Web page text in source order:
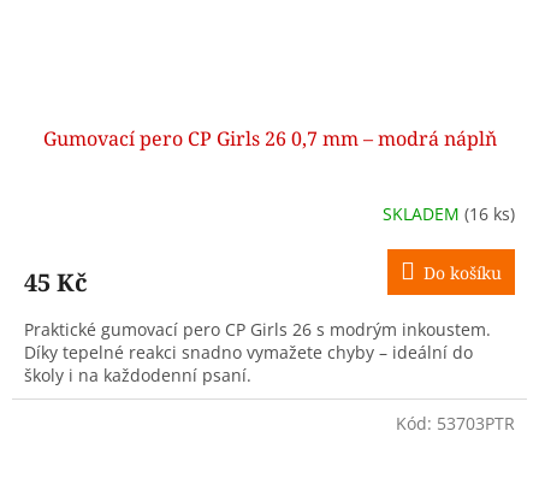
Gumovací pero CP Girls 26 0,7 mm – modrá náplň
SKLADEM (16 ks)
45 Kč Do košíku
Praktické gumovací pero CP Girls 26 s modrým inkoustem.
Díky tepelné reakci snadno vymažete chyby – ideální do
školy i na každodenní psaní.
Kód: 53703PTR